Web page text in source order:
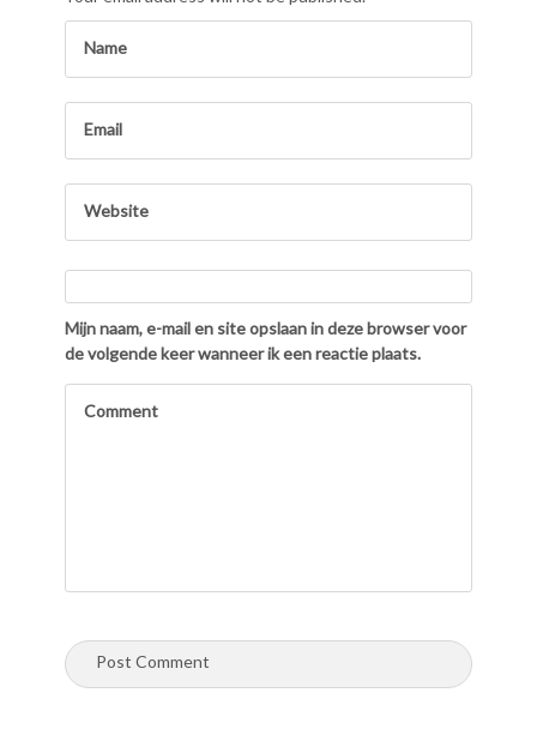
Mijn naam, e-mail en site opslaan in deze browser voor
de volgende keer wanneer ik een reactie plaats.